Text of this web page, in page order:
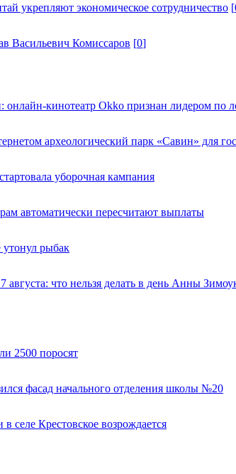
укрепляют экономическое сотрудничество [
Васильевич Комиссаров [0]
кинотеатр Okko признан лидером по
археологический парк «Савин» для
уборочная кампания
автоматически пересчитают выплаты
рыбак
что нельзя делать в день Анны
2500 поросят
фасад начального отделения школы №20
селе Крестовское возрождается